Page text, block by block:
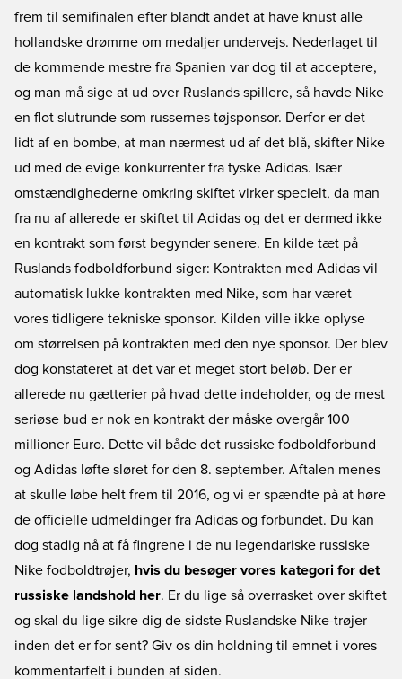
frem til semifinalen efter blandt andet at have knust alle
hollandske drømme om medaljer undervejs. Nederlaget til
de kommende mestre fra Spanien var dog til at acceptere,
og man må sige at ud over Ruslands spillere, så havde Nike
en flot slutrunde som russernes tøjsponsor. Derfor er det
lidt af en bombe, at man nærmest ud af det blå, skifter Nike
ud med de evige konkurrenter fra tyske Adidas. Især
omstændighederne omkring skiftet virker specielt, da man
fra nu af allerede er skiftet til Adidas og det er dermed ikke
en kontrakt som først begynder senere. En kilde tæt på
Ruslands fodboldforbund siger: Kontrakten med Adidas vil
automatisk lukke kontrakten med Nike, som har været
vores tidligere tekniske sponsor. Kilden ville ikke oplyse
om størrelsen på kontrakten med den nye sponsor. Der blev
dog konstateret at det var et meget stort beløb. Der er
allerede nu gætterier på hvad dette indeholder, og de mest
seriøse bud er nok en kontrakt der måske overgår 100
millioner Euro. Dette vil både det russiske fodboldforbund
og Adidas løfte sløret for den 8. september. Aftalen menes
at skulle løbe helt frem til 2016, og vi er spændte på at høre
de officielle udmeldinger fra Adidas og forbundet. Du kan
dog stadig nå at få fingrene i de nu legendariske russiske
Nike fodboldtrøjer, hvis du besøger vores kategori for det
russiske landshold her. Er du lige så overrasket over skiftet
og skal du lige sikre dig de sidste Ruslandske Nike-trøjer
inden det er for sent? Giv os din holdning til emnet i vores
kommentarfelt i bunden af siden.